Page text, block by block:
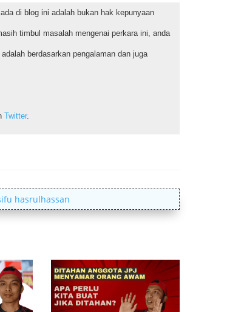
di blog ini adalah bukan hak kepunyaan
timbul masalah mengenai perkara ini, anda
berdasarkan pengalaman dan juga
Twitter.
hasrulhassan